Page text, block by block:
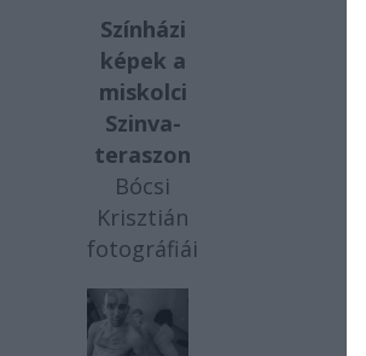
Színházi
képek a
miskolci
Szinva-
teraszon
Bócsi
Krisztián
fotográfiái